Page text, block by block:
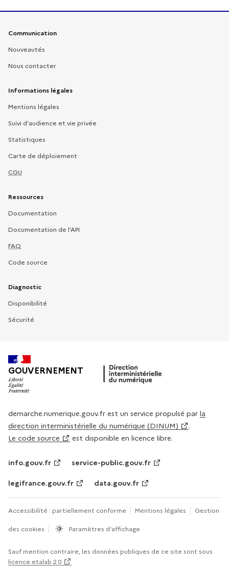
Liens pratiques
Communication
Nouveautés
Nous contacter
Informations légales
Mentions légales
Suivi d’audience et vie privée
Statistiques
Carte de déploiement
CGU
Ressources
Documentation
Documentation de l’API
FAQ
Code source
Diagnostic
Disponibilité
Sécurité
GOUVERNEMENT
demarche.numerique.gouv.fr est un service propulsé par la
direction interministérielle du numérique (DINUM)
.
Le code source
est disponible en licence libre.
info.gouv.fr service-public.gouv.fr
legifrance.gouv.fr data.gouv.fr
Accessibilité : partiellement conforme Mentions légales Gestion
des cookies Paramètres d’affichage
Sauf mention contraire, les données publiques de ce site sont sous
licence etalab 2.0